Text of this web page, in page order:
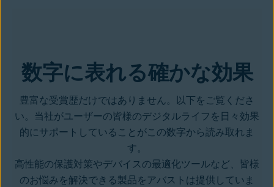
数字に表れる確かな効果
豊富な受賞歴だけではありません。以下をご覧くださ
い。当社がユーザーの皆様のデジタルライフを日々効果
的にサポートしていることがこの数字から読み取れま
す。
高性能の保護対策やデバイスの最適化ツールなど、皆様
のお悩みを解決できる製品をアバストは提供していま